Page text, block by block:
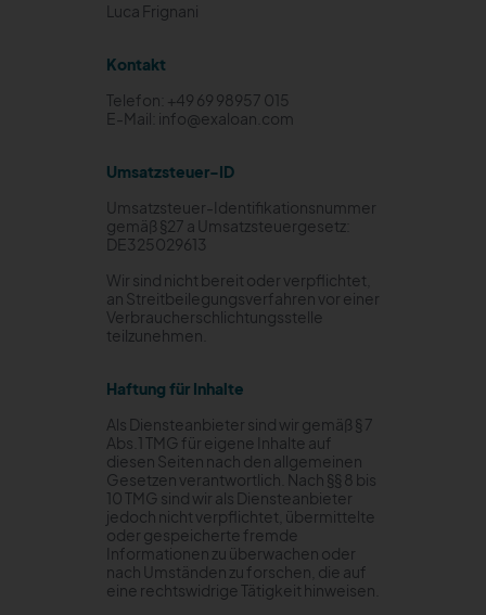
Luca Frignani
Kontakt
Telefon: +49 69 98957 015
E-Mail: info@exaloan.com
Umsatzsteuer-ID
Umsatzsteuer-Identifikationsnummer
gemäß §27 a Umsatzsteuergesetz:
DE325029613
Wir sind nicht bereit oder verpflichtet,
an Streitbeilegungsverfahren vor einer
Verbraucherschlichtungsstelle
teilzunehmen.
Haftung für Inhalte
Als Diensteanbieter sind wir gemäß § 7
Abs.1 TMG für eigene Inhalte auf
diesen Seiten nach den allgemeinen
Gesetzen verantwortlich. Nach §§ 8 bis
10 TMG sind wir als Diensteanbieter
jedoch nicht verpflichtet, übermittelte
oder gespeicherte fremde
Informationen zu überwachen oder
nach Umständen zu forschen, die auf
eine rechtswidrige Tätigkeit hinweisen.